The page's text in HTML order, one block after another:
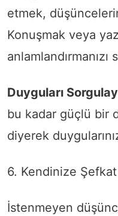
etmek,
Konuşmak veya
anlamlandırmanızı
Duyguları
bu kadar güçlü bir
diyerek
6. Kendinize
İstenmeyen